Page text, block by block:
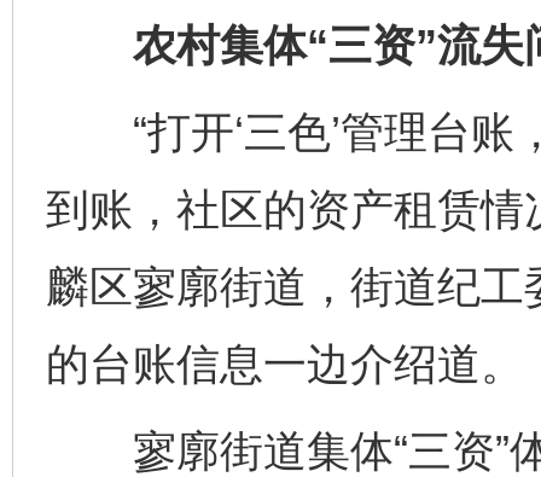
农村集体“三资”流失
“打开‘三色’管理台账
到账，社区的资产租赁情
麟区寥廓街道，街道纪
的台账信息一边介绍道。
寥廓街道集体“三资”